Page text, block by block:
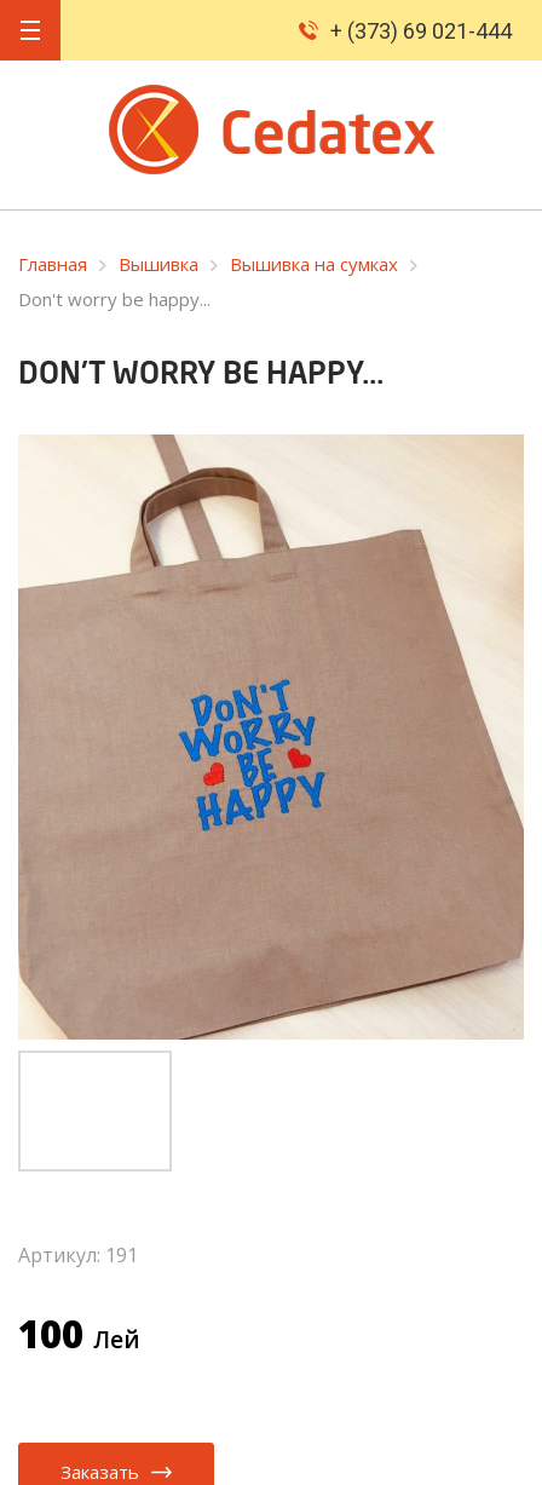
+ (373) 69 021-444
Главная Вышивка
Вышивка на сумках
Don't worry be happy...
DON'T WORRY BE HAPPY...
Артикул: 191
100 Лей
Заказать